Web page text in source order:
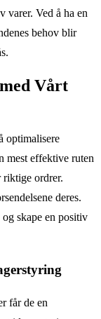
varer. Ved å ha en
behov blir
Vårt
optimalisere
mest effektive ruten
ordrer.
deres.
skape en positiv
får de en